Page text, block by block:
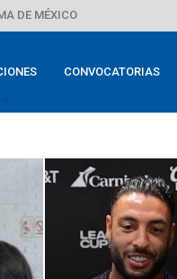
DE MÉXICO
CONVOCATORIAS